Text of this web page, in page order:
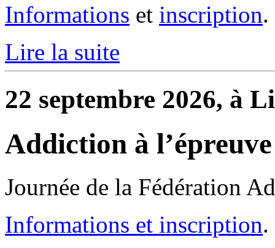
Informations et inscription.
Lire la suite
22 septembre 2026, à
Addiction à
Journée de la Fédération
Informations et inscription.